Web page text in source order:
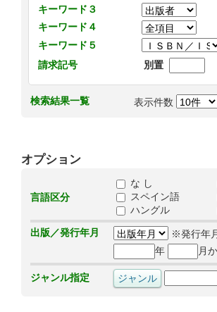
キーワード３
キーワード４
キーワード５
請求記号
別置
検索結果一覧 表示件数
オプション
言語区分
な し
スペイン語
ハングル
出版／発行年月
※発行年
年
月
ジャンル指定